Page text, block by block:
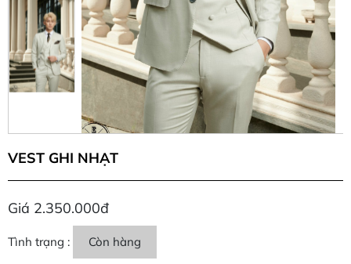
VEST GHI NHẠT
Giá 2.350.000đ
Tình trạng : Còn hàng